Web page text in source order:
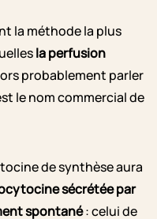
la méthode la plus
la perfusion
probablement parler
le nom commercial de
de synthèse aura
sécrétée par
spontané: celui de